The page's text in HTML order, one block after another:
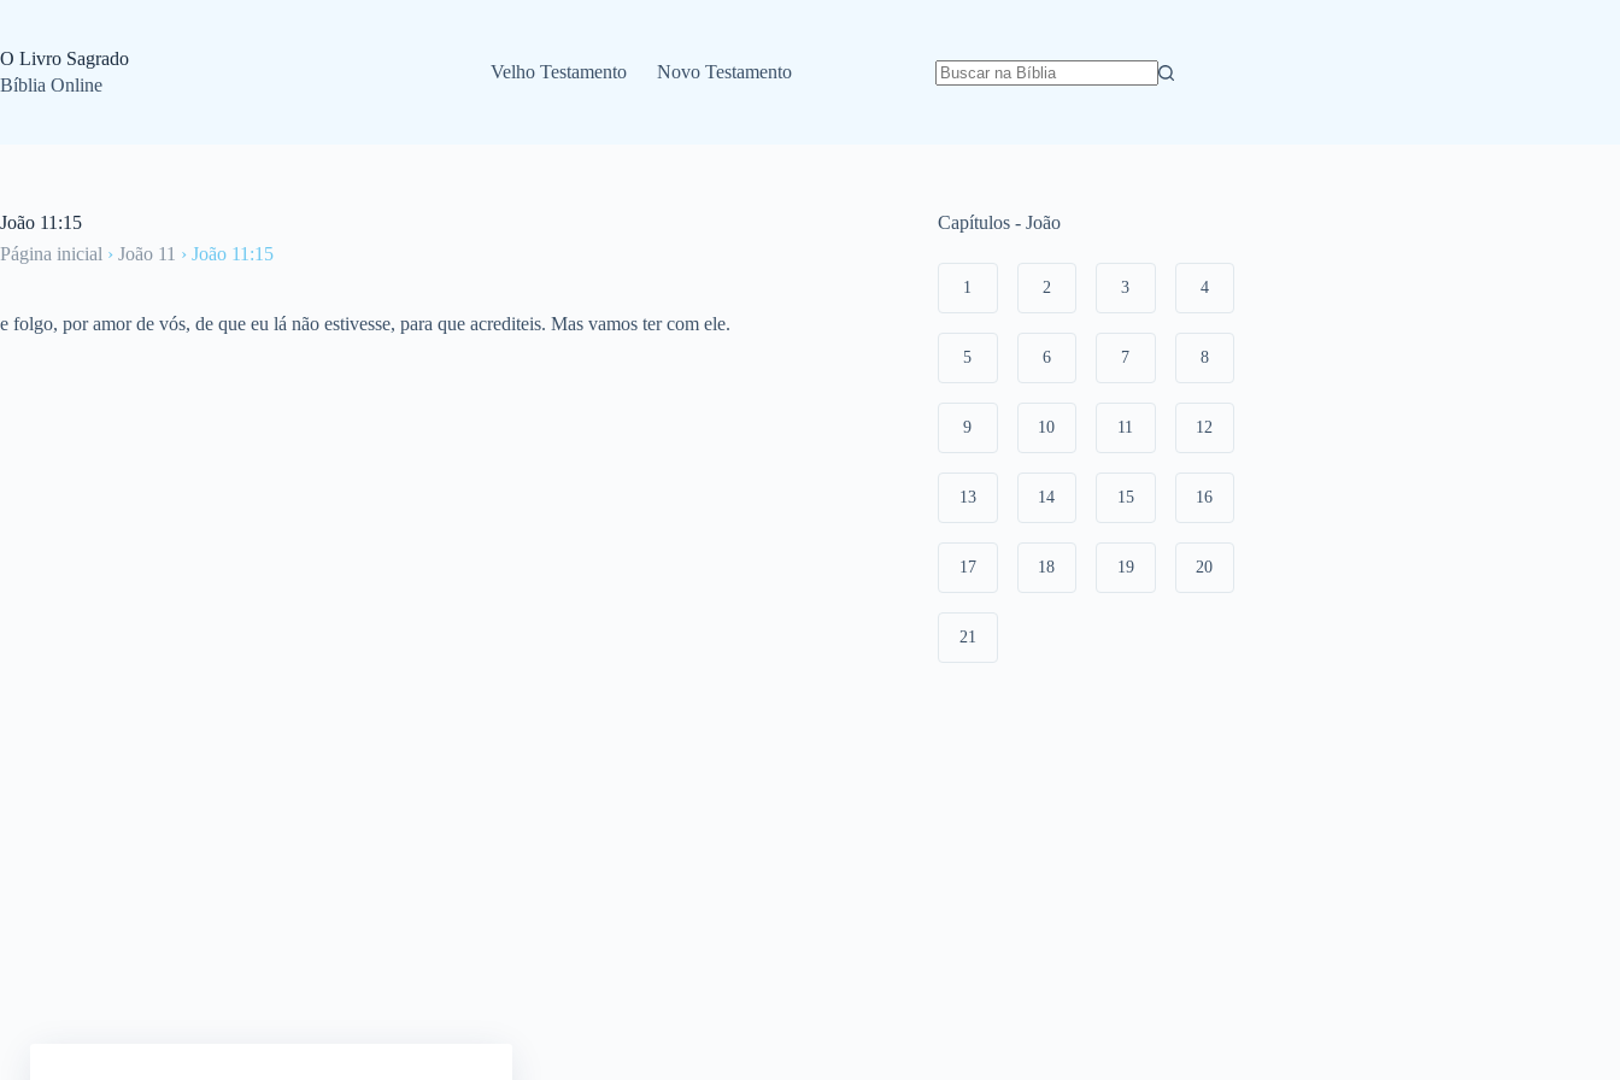
o
conteúdo
O Livro Sagrado
Bíblia Online
Velho Testamento Novo Testamento
João 11:15
Página inicial › João 11 › João 11:15
e folgo, por amor de vós, de que eu lá não estivesse, para que acrediteis. Mas vamos ter com ele.
Capítulos - João
1 2 3 4
5 6 7 8
9 10 11 12
13 14 15 16
17 18 19 20
21